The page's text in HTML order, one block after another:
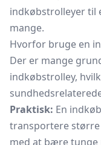
indkøbstrolleyer
mange.
Hvorfor bruge en
Der er mange
indkøbstrolley,
Praktisk: En
transportere
med at bære tunge